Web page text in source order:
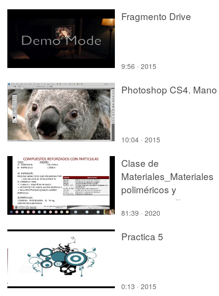
Fragmento Drive
9:56 · 2015
Photoshop CS4. Mano
10:04 · 2015
Clase de
Materiales_Materiales
poliméricos y
compuestos II
81:39 · 2020
Practica 5
0:13 · 2015